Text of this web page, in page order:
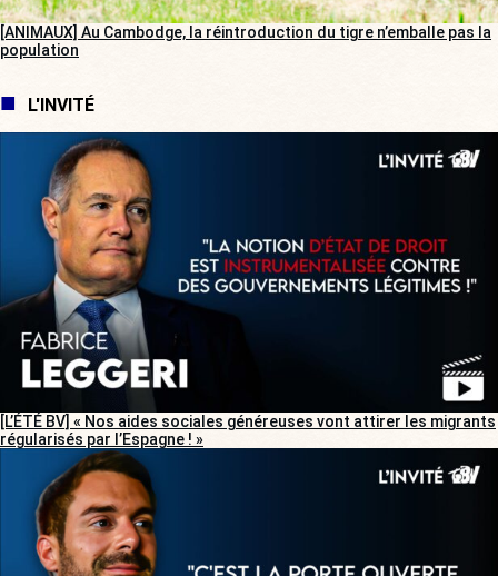
[ANIMAUX] Au Cambodge, la réintroduction du tigre n’emballe pas la
population
L'INVITÉ
[L’ÉTÉ BV] « Nos aides sociales généreuses vont attirer les migrants
régularisés par l’Espagne ! »